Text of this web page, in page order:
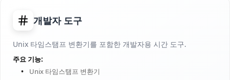
개발자 도구
Unix 타임스탬프 변환기를 포함한 개발자용 시간 도구.
주요 기능:
Unix 타임스탬프 변환기